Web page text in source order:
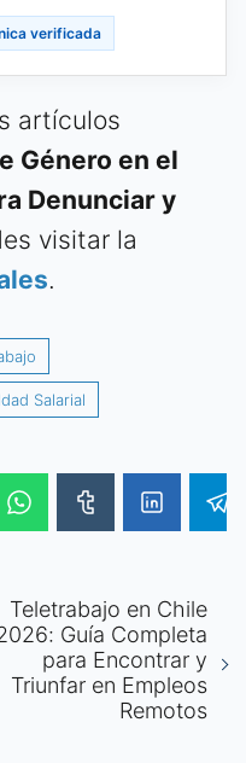
verificada
artículos
Género en el
Denunciar y
visitar la
.
Salarial
Teletrabajo en Chile
Guía Completa
para Encontrar y
Triunfar en Empleos
Remotos